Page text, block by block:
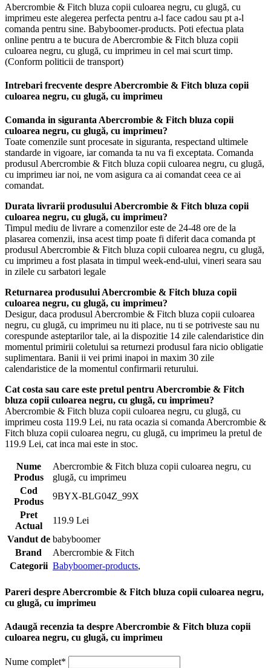
Abercrombie & Fitch bluza copii culoarea negru, cu glugă, cu
imprimeu este alegerea perfecta pentru a-l face cadou sau pt a-l
comanda pentru sine. Babyboomer-products. Poti efectua plata
online pentru a te bucura de Abercrombie & Fitch bluza copii
culoarea negru, cu glugă, cu imprimeu in cel mai scurt timp.
(Conform politicii de transport)
Intrebari frecvente despre Abercrombie & Fitch bluza copii
culoarea negru, cu glugă, cu imprimeu
Comanda in siguranta Abercrombie & Fitch bluza copii
culoarea negru, cu glugă, cu imprimeu?
Toate comenzile sunt procesate in siguranta, respectand ultimele
standarde in vigoare, iar comanda ta nu va fi exceptata. Comanda
produsul Abercrombie & Fitch bluza copii culoarea negru, cu glugă,
cu imprimeu iar noi, ne vom asigura ca ai comandat ceea ce ai
comandat.
Durata livrarii produsului Abercrombie & Fitch bluza copii
culoarea negru, cu glugă, cu imprimeu?
Timpul mediu de livrare a comenzilor este de 24-48 ore de la
plasarea comenzii, insa acest timp poate fi diferit daca comanda pt
produsul Abercrombie & Fitch bluza copii culoarea negru, cu glugă,
cu imprimeu a fost plasata in timpul week-end-ului, vineri seara sau
in zilele cu sarbatori legale
Returnarea produsului Abercrombie & Fitch bluza copii
culoarea negru, cu glugă, cu imprimeu?
Desigur, daca produsul Abercrombie & Fitch bluza copii culoarea
negru, cu glugă, cu imprimeu nu iti place, nu ti se potriveste sau nu
corespunde asteptarilor tale, ai la dispozitie 14 zile calendaristice din
momentul primirii coletului sa returnezi produsul fara nicio obligatie
suplimentara. Banii ii vei primi inapoi in maxim 30 zile
calendaristice de la momentul confirmarii returului.
Cat costa sau care este pretul pentru Abercrombie & Fitch
bluza copii culoarea negru, cu glugă, cu imprimeu?
Abercrombie & Fitch bluza copii culoarea negru, cu glugă, cu
imprimeu costa 119.9 Lei, nu rata ocazia si comanda Abercrombie &
Fitch bluza copii culoarea negru, cu glugă, cu imprimeu la pretul de
119.9 Lei, cat inca mai este in stoc.
Nume
Produs
Abercrombie & Fitch bluza copii culoarea negru, cu
glugă, cu imprimeu
Cod
Produs
9BYX-BLG04Z_99X
Pret
Actual
119.9 Lei
Vandut de babyboomer
Brand
Abercrombie & Fitch
Categorii Babyboomer-products,
Pareri despre Abercrombie & Fitch bluza copii culoarea negru,
cu glugă, cu imprimeu
Adaugă recenzia ta despre Abercrombie & Fitch bluza copii
culoarea negru, cu glugă, cu imprimeu
Nume complet*